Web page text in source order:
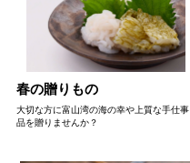
春の贈りもの
大切な方に富山湾の海の幸や上質な手仕事
品を贈りませんか？